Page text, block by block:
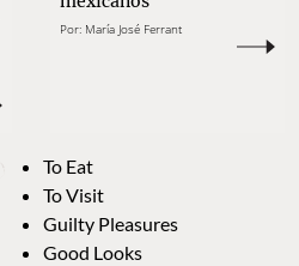
Por: María José Ferrant
To Eat
To Visit
Guilty Pleasures
Good Looks